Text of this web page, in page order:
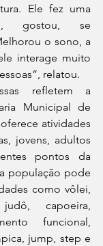
Ele fez uma
gostou, se
o sono, a
interage muito
relatou.
refletem a
Municipal de
atividades
jovens, adultos
pontos da
população pode
como vôlei,
capoeira,
funcional,
jump, step e